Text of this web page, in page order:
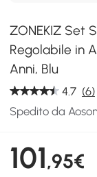
ZONEKIZ Set
Regolabile in
Anni, Blu
4.7 (6)
Spedito da
101,95€